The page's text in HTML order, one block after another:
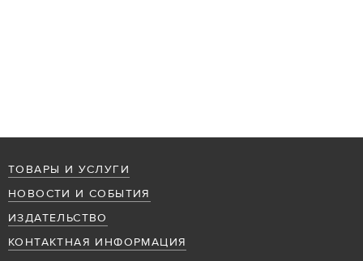
ТОВАРЫ И УСЛУГИ
НОВОСТИ И СОБЫТИЯ
ИЗДАТЕЛЬСТВО
КОНТАКТНАЯ ИНФОРМАЦИЯ